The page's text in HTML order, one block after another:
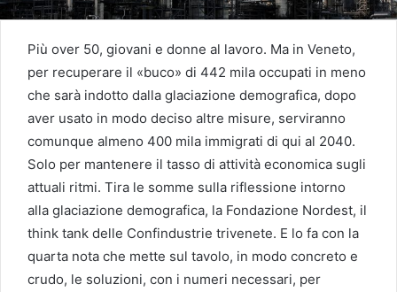
Più over 50, giovani e donne al lavoro. Ma in Veneto,
per recuperare il «buco» di 442 mila occupati in meno
che sarà indotto dalla glaciazione demografica, dopo
aver usato in modo deciso altre misure, serviranno
comunque almeno 400 mila immigrati di qui al 2040.
Solo per mantenere il tasso di attività economica sugli
attuali ritmi. Tira le somme sulla riflessione intorno
alla glaciazione demografica, la Fondazione Nordest, il
think tank delle Confindustrie trivenete. E lo fa con la
quarta nota che mette sul tavolo, in modo concreto e
crudo, le soluzioni, con i numeri necessari, per